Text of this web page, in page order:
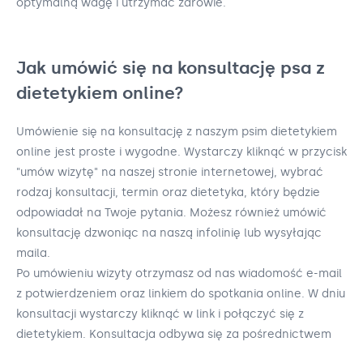
optymalną wagę i utrzymać zdrowie.
Jak umówić się na konsultację psa z
dietetykiem online?
Umówienie się na konsultację z naszym psim dietetykiem
online jest proste i wygodne. Wystarczy kliknąć w przycisk
"umów wizytę" na naszej stronie internetowej, wybrać
rodzaj konsultacji, termin oraz dietetyka, który będzie
odpowiadał na Twoje pytania. Możesz również umówić
konsultację dzwoniąc na naszą infolinię lub wysyłając
maila.
Po umówieniu wizyty otrzymasz od nas wiadomość e-mail
z potwierdzeniem oraz linkiem do spotkania online. W dniu
konsultacji wystarczy kliknąć w link i połączyć się z
dietetykiem. Konsultacja odbywa się za pośrednictwem